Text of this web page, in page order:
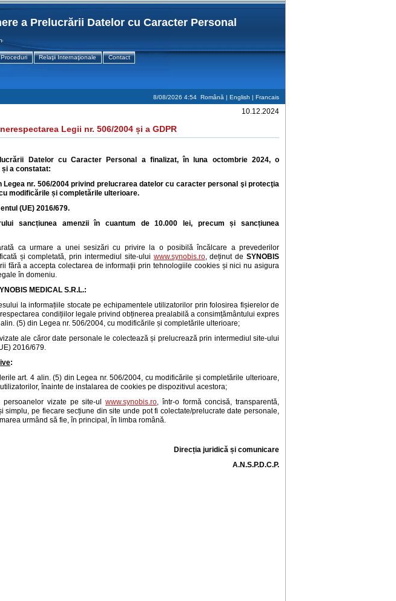
a Prelucrării Datelor cu Caracter Personal
Proceduri Relaţii Internaţionale Contact
8/08/2026 4:54 Română | English | Francais
10.12.2024
Legii nr. 506/2004 și a GDPR
Datelor cu Caracter Personal a finalizat, în luna octombrie 2024, o
și a constatat:
Legea nr. 506/2004 privind prelucrarea datelor cu caracter personal şi protecţia
modificările și completările ulterioare.
(UE) 2016/679.
sancțiunea amenzii în cuantum de 10.000 lei, precum șisancțiunea
ca urmare a unei sesizări cu privire la o posibilă încălcare a prevederilor
și completată, prin intermediul site-ului www.synobis.ro, deținut de SYNOBIS
fără a accepta colectarea de informații prin tehnologiile cookies și nici nu asigura
în domeniu.
MEDICAL S.R.L.:
la informațiile stocate pe echipamentele utilizatorilor prin folosirea fișierelor de
condițiilor legale privind obținerea prealabilă a consimțământului expres
(5) din Legea nr. 506/2004, cu modificările și completările ulterioare;
ale căror date personale le colectează și prelucrează prin intermediul site-ului
2016/679.
:
art. 4 alin. (5) din Legea nr. 506/2004, cu modificările și completările ulterioare,
înainte de instalarea de cookies pe dispozitivul acestora;
vizate pe site-ul www.synobis.ro, într-o formă concisă, transparentă,
pe fiecare secțiune din site unde pot fi colectate/prelucrate date personale,
urmând să fie, în principal, în limba română.
Direcția juridică și comunicare
A.N.S.P.D.C.P.